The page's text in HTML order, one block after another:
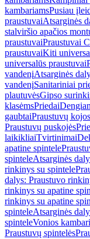
kambariamsPusiau
praustuvaiAtsarginės
stalviršio apačios
praustuvaiPraustuvai
praustuvaiKiti
universalūs praustuvai
vandenįAtsarginės
vandenįSanitariniai
plautuvėsGipso
klasėmsPriedai
gaubtaiPraustuvų kojos
Praustuvų puskojės
laikikliaiTvirtinimai
apatine spintele
spinteleAtsarginės
rinkinys su spintele
dalys: Praustuvo
rinkinys su apatine
rinkinys su apatine
spinteleAtsarginės
spinteleVonios
Praustuvų spintelės